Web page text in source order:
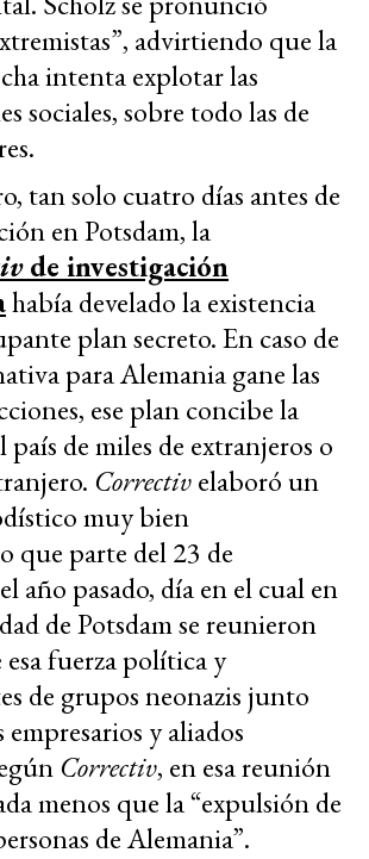
advirtiendo que la
intenta explotar las
sociales, sobre todo las de
tan solo cuatro días antes de
en Potsdam, la
de investigación
había develado la existencia
plan secreto. En caso de
para Alemania gane las
ese plan concibe la
de miles de extranjeros o
Correctivelaboró un
muy bien
que parte del 23 de
año pasado, día en el cual en
de Potsdam se reunieron
fuerza política y
de grupos neonazis junto
y aliados
Correctiv, en esa reunión
menos que la “expulsión de
de Alemania”.